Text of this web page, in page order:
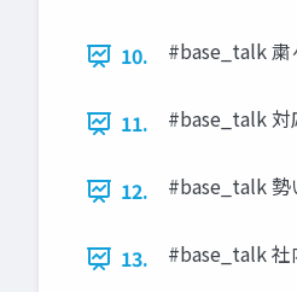
10. #base_talk 粛
11. #base_talk 対
12. #base_talk 勢
13. #base_talk 社